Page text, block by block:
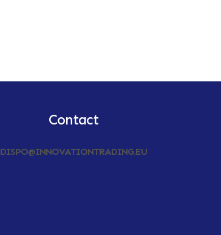
Contact
DISPO@INNOVATIONTRADING.EU